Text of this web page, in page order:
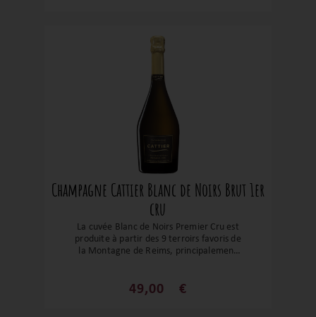
valeur sûre pour un champagne resté
dans le giron familial depuis près de 400
Champagne Cattier Blanc de Noirs Brut 1er
cru
La cuvée Blanc de Noirs Premier Cru est
produite à partir des 9 terroirs favoris de
la Montagne de Reims, principalement
ces terroirs confère à la cuvée Blanc de
49,00 €